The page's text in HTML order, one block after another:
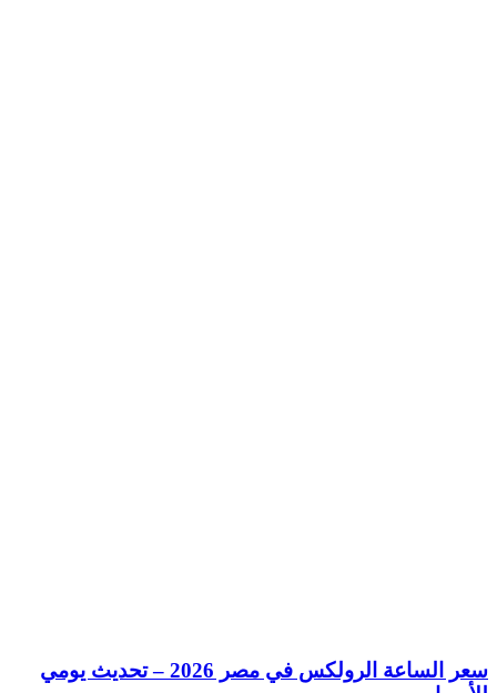
سعر الساعة الرولكس في مصر 2026 – تحديث يومي